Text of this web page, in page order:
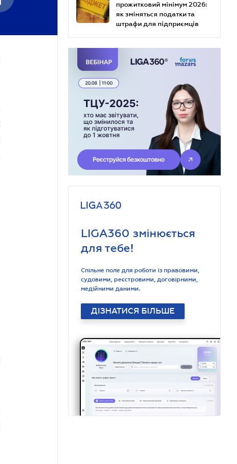
прожитковий мінімум 2026:
як зміняться податки та
штрафи для підприємців
LIGA360 змінюється
для тебе!
Спільне поле для роботи із правовими,
судовими, реєстровими, договірними,
медійними даними.
ДІЗНАТИСЯ БІЛЬШЕ